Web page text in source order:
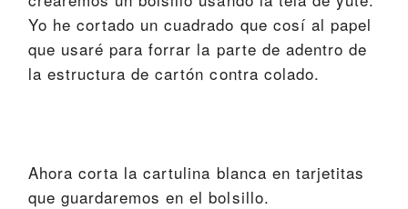
Yo he cortado un cuadrado que cosí al papel
que usaré para forrar la parte de adentro de
la estructura de cartón contra colado.
Ahora corta la cartulina blanca en tarjetitas
que guardaremos en el bolsillo.